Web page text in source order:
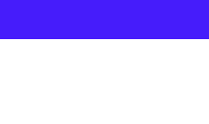
卡在手提供更完善及貼近生活的福利服務